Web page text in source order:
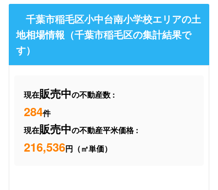
千葉市稲毛区小中台南小学校エリアの土
地相場情報（千葉市稲毛区の集計結果で
す）
現在販売中の不動産数 :
284件
現在販売中の不動産平米価格 :
216,536円（㎡単価）